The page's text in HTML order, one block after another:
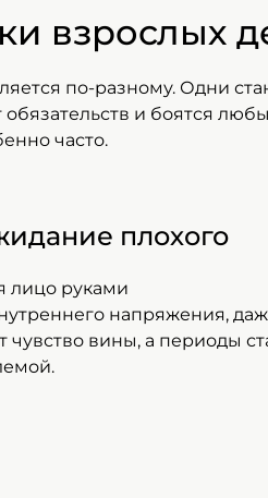
взрослых
по-разному. Одни
и боятся
часто.
плохого
напряжения,
чувство вины, а периоды